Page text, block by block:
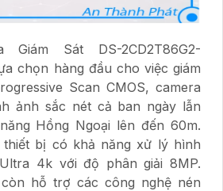
Sát DS-2CD2T86G2-
chọn hàng đầu cho việc giám
Scan CMOS, camera
ảnh sắc nét cả ban ngày lẫn
Hồng Ngoại lên đến 60m.
thiết bị có khả năng xử lý hình
4k với độ phân giải 8MP.
hỗ trợ các công nghệ nén